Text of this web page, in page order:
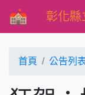
彰化縣
首頁 公告列